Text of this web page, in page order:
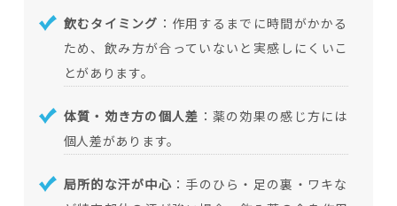
飲むタイミング ：作用するまでに時間がかかる
ため、飲み方が合っていないと実感しにくいこ
とがあります。
体質・効き方の個人差 ：薬の効果の感じ方には
個人差があります。
局所的な汗が中心 ：手のひら・足の裏・ワキな